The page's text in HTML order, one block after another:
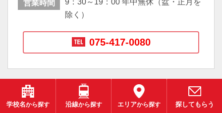
営業時間
9：30～19：00 年中無休（盆・正月を
除く）
075-417-0080
学校名から探す 沿線から探す エリアから探す 探してもらう